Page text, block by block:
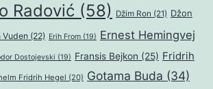
Radović (58) Džim Ron (21) Džon
Vuden (22) Erih From (19) Ernest Hemingvej
Dostojevski (19) Fransis Bejkon (25) Fridrih
Fridrih Hegel (20) Gotama Buda (34)